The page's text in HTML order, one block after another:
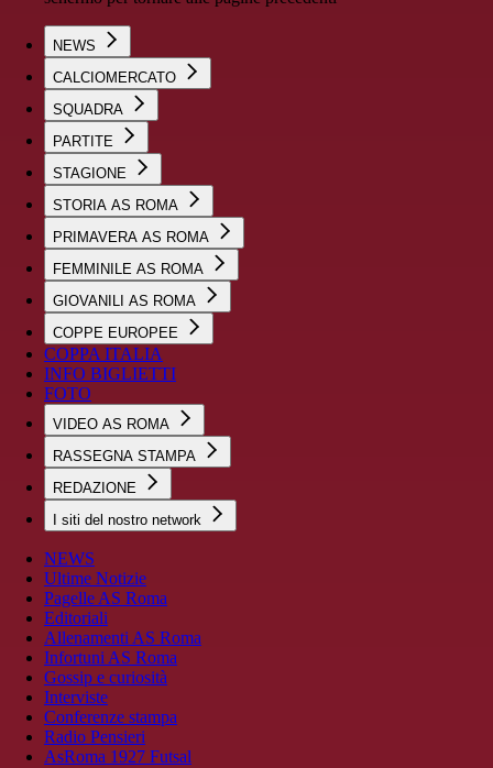
NEWS
CALCIOMERCATO
SQUADRA
PARTITE
STAGIONE
STORIA AS ROMA
PRIMAVERA AS ROMA
FEMMINILE AS ROMA
GIOVANILI AS ROMA
COPPE EUROPEE
COPPA ITALIA
INFO BIGLIETTI
FOTO
VIDEO AS ROMA
RASSEGNA STAMPA
REDAZIONE
I siti del nostro network
NEWS
Ultime Notizie
Pagelle AS Roma
Editoriali
Allenamenti AS Roma
Infortuni AS Roma
Gossip e curiosità
Interviste
Conferenze stampa
Radio Pensieri
AsRoma 1927 Futsal